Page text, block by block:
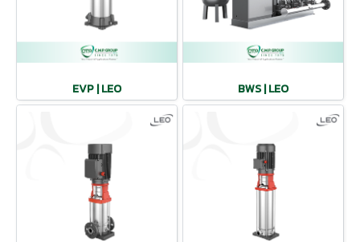
EVP | LEO BWS | LEO